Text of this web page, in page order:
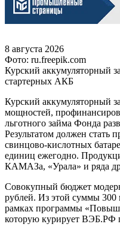
8 августа 2026
Фото: ru.freepik.com
Курский аккумуляторный
стартерных АКБ
Курский аккумуляторный
мощностей,
льготного займа Фонда
Результатом должен стать
свинцово-кислотных
единиц ежегодно.
КАМАЗа, «Урала» и ряда
Совокупный бюджет
рублей. Из этой суммы
рамках программы
которую курирует ВЭБ.РФ